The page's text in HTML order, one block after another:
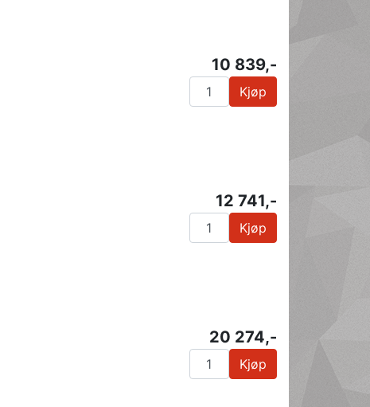
10 839,-
Kjøp
12 741,-
Kjøp
20 274,-
Kjøp